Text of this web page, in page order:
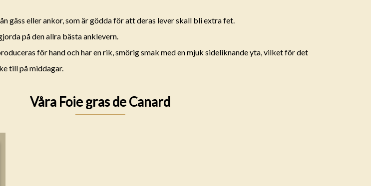
gäss eller ankor, som är gödda för att deras lever skall bli extra fet.
på den allra bästa anklevern.
för hand och har en rik, smörig smak med en mjuk sideliknande yta, vilket för det
till på middagar.
Våra Foie gras de Canard